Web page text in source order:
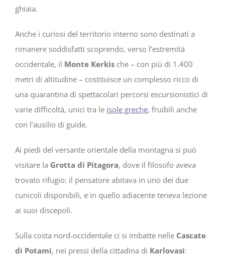
ghiaia.
Anche i curiosi del territorio interno sono destinati a
rimanere soddisfatti scoprendo, verso l’estremità
occidentale, il Monte Kerkis che – con più di 1.400
metri di altitudine – costituisce un complesso ricco di
una quarantina di spettacolari percorsi escursionistici di
varie difficoltà, unici tra le isole greche, fruibili anche
con l’ausilio di guide.
Ai piedi del versante orientale della montagna si può
visitare la Grotta di Pitagora, dove il filosofo aveva
trovato rifugio: il pensatore abitava in uno dei due
cunicoli disponibili, e in quello adiacente teneva lezione
ai suoi discepoli.
Sulla costa nord-occidentale ci si imbatte nelle Cascate
di Potami, nei pressi della cittadina di Karlovasi: